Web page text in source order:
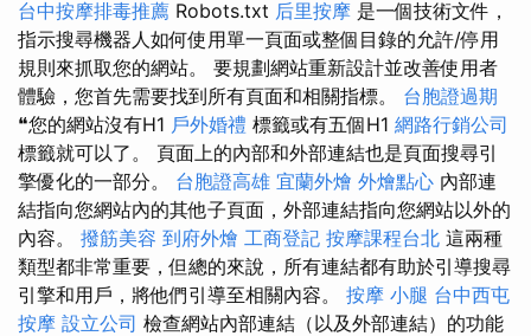
台中按摩排毒推薦 Robots.txt 后里按摩 是一個技術文件，
指示搜尋機器人如何使用單一頁面或整個目錄的允許/停用
規則來抓取您的網站。 要規劃網站重新設計並改善使用者
體驗，您首先需要找到所有頁面和相關指標。 台胞證過期
❝您的網站沒有H1 戶外婚禮 標籤或有五個H1 網路行銷公司
標籤就可以了。 頁面上的內部和外部連結也是頁面搜尋引
擎優化的一部分。 台胞證高雄 宜蘭外燴 外燴點心 內部連
結指向您網站內的其他子頁面，外部連結指向您網站以外的
內容。 撥筋美容 到府外燴 工商登記 按摩課程台北 這兩種
類型都非常重要，但總的來說，所有連結都有助於引導搜尋
引擎和用戶，將他們引導至相關內容。 按摩 小腿 台中西屯
按摩 設立公司 檢查網站內部連結（以及外部連結）的功能